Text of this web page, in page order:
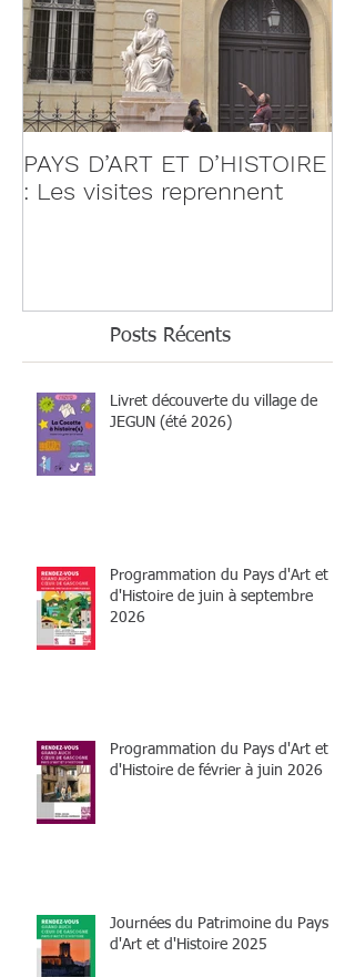
PAYS D’ART ET D’HISTOIRE
: Les visites reprennent
Posts Récents
Livret découverte du village de
JEGUN (été 2026)
Programmation du Pays d'Art et
d'Histoire de juin à septembre
2026
Programmation du Pays d'Art et
d'Histoire de février à juin 2026
Journées du Patrimoine du Pays
d'Art et d'Histoire 2025